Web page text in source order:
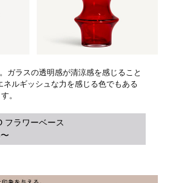
ガラスの透明感が清涼感を感じること
ネルギッシュな力を感じる色でもある
。
フラワーベース